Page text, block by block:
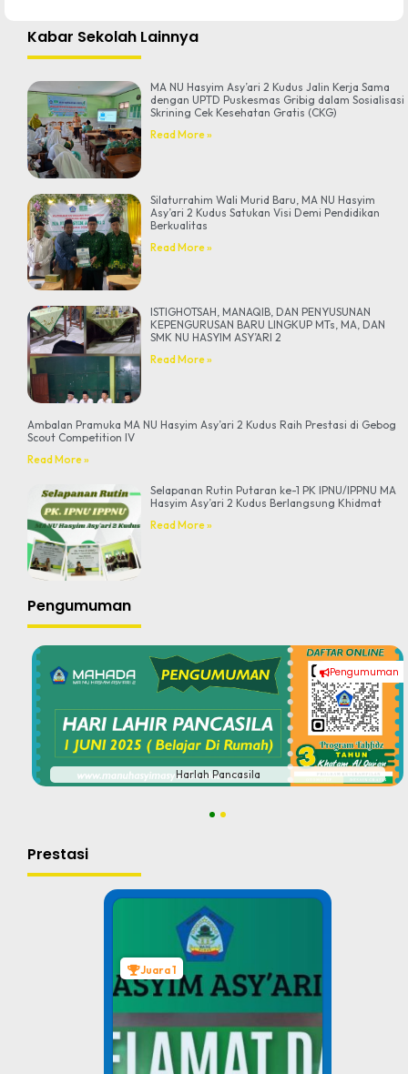
Kabar Sekolah Lainnya
MA NU Hasyim Asy’ari 2 Kudus Jalin Kerja Sama
dengan UPTD Puskesmas Gribig dalam Sosialisasi
Skrining Cek Kesehatan Gratis (CKG)
Read More »
Silaturrahim Wali Murid Baru, MA NU Hasyim
Asy’ari 2 Kudus Satukan Visi Demi Pendidikan
Berkualitas
Read More »
ISTIGHOTSAH, MANAQIB, DAN PENYUSUNAN
KEPENGURUSAN BARU LINGKUP MTs, MA, DAN
SMK NU HASYIM ASY’ARI 2
Read More »
Ambalan Pramuka MA NU Hasyim Asy’ari 2 Kudus Raih Prestasi di Gebog
Scout Competition IV
Read More »
Selapanan Rutin Putaran ke-1 PK IPNU/IPPNU MA
Hasyim Asy’ari 2 Kudus Berlangsung Khidmat
Read More »
Pengumuman
Pengumuman
#
Harlah Pancasila
Prestasi
Juara 1